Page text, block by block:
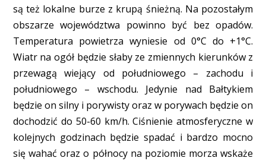
są też lokalne burze z krupą śnieżną. Na pozostałym
obszarze województwa powinno być bez opadów.
Temperatura powietrza wyniesie od 0°C do +1°C.
Wiatr na ogół będzie słaby ze zmiennych kierunków z
przewagą wiejący od południowego – zachodu i
południowego – wschodu. Jedynie nad Bałtykiem
będzie on silny i porywisty oraz w porywach będzie on
dochodzić do 50-60 km/h. Ciśnienie atmosferyczne w
kolejnych godzinach będzie spadać i bardzo mocno
się wahać oraz o północy na poziomie morza wskaże